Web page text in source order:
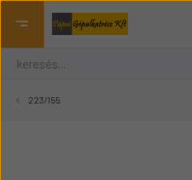
223/155